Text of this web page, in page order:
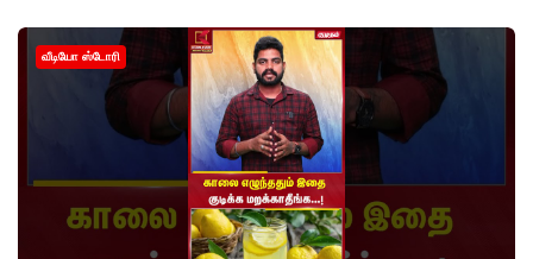
வீடியோ ஸ்டோரி